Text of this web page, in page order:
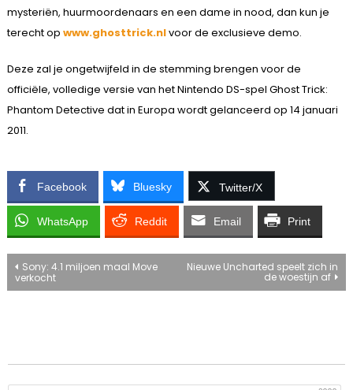
mysteriën, huurmoordenaars en een dame in nood, dan kun je
terecht op www.ghosttrick.nlvoor de exclusieve demo.
Deze zal je ongetwijfeld in de stemming brengen voor de
officiële, volledige versie van het Nintendo DS-spel Ghost Trick:
Phantom Detective dat in Europa wordt gelanceerd op 14 januari
2011.
Facebook Bluesky Twitter/X
WhatsApp Reddit Email Print
Bericht
Sony: 4.1 miljoen maal Move
verkocht
Nieuwe Uncharted speelt zich in
de woestijn af